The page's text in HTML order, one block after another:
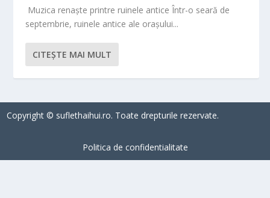
Muzica renaște printre ruinele antice Într-o seară de
septembrie, ruinele antice ale orașului...
CITEŞTE MAI MULT
Copyright © suflethaihui.ro. Toate drepturile rezervate.
Politica de confidentialitate